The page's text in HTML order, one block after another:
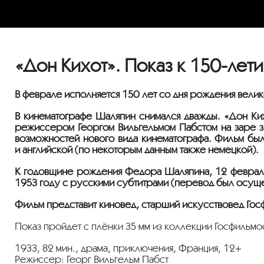
«Дон Кихот». Показ к 150-
В феврале исполняется 150 лет со дня рождения
В кинематографе Шаляпин снимался дважды. «Дон
режиссером Георгом Вильгельмом Пабстом на заре
возможностей нового вида кинематографа. Фильм
и английской (по некоторым данным также немецкой).
К годовщине рождения Федора Шаляпина, 12
1953 году с русскими субтитрами (перевод был
Фильм представит киновед, старший искусствовед
Показ пройдет с плёнки 35 мм из коллекции
1933, 82 мин., драма, приключения, Франция, 12+
Режиссер: Георг Вильгельм Пабст